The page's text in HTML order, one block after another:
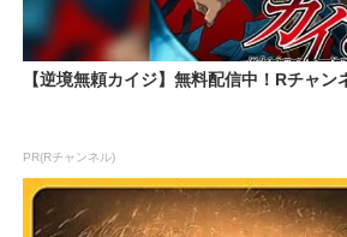
【逆境無頼カイジ】無料配信中！Rチャン
PR(Rチャンネル)